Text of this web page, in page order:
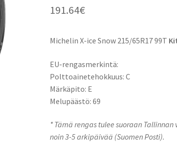
191.64€
Michelin X-ice Snow 215/65R17 99T
EU-rengasmerkintä:
Polttoainetehokkuus: C
Märkäpito: E
Melupäästö: 69
* Tämä rengas tulee suoraan
noin 3-5 arkipäivää (Suomen Posti).